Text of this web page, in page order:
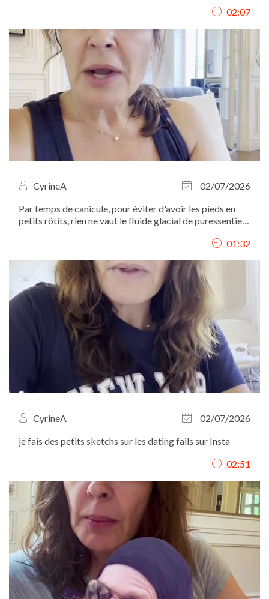
02:07
CyrineA
02/07/2026
Par temps de canicule, pour éviter d'avoir les pieds en
petits rôtits, rien ne vaut le fluide glacial de puressentiel.
01:32
CyrineA
02/07/2026
je fais des petits sketchs sur les dating fails sur Insta
02:51